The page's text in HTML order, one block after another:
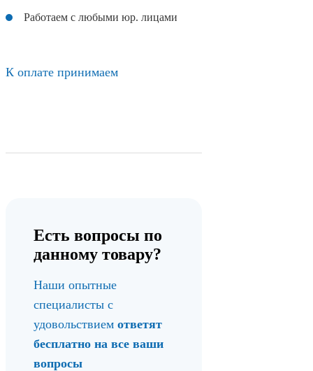
Работаем с любыми юр. лицами
К оплате принимаем
Есть вопросы по
данному товару?
Наши опытные
специалисты с
удовольствием ответят
бесплатно на все ваши
вопросы